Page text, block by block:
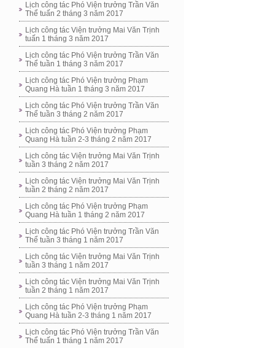
Lịch công tác Phó Viện trưởng Trần Văn
Thể tuấn 2 tháng 3 năm 2017
Lịch công tác Viện trưởng Mai Văn Trịnh
tuấn 1 tháng 3 năm 2017
Lịch công tác Phó Viện trưởng Trần Văn
Thể tuần 1 tháng 3 năm 2017
Lịch công tác Phó Viện trưởng Phạm
Quang Hà tuần 1 tháng 3 năm 2017
Lịch công tác Phó Viện trưởng Trần Văn
Thể tuần 3 tháng 2 năm 2017
Lịch công tác Phó Viện trưởng Phạm
Quang Hà tuần 2-3 tháng 2 năm 2017
Lịch công tác Viện trưởng Mai Văn Trịnh
tuần 3 tháng 2 năm 2017
Lịch công tác Viện trưởng Mai Văn Trịnh
tuần 2 tháng 2 năm 2017
Lịch công tác Phó Viện trưởng Phạm
Quang Hà tuần 1 tháng 2 năm 2017
Lịch công tác Phó Viện trưởng Trần Văn
Thể tuần 3 tháng 1 năm 2017
Lịch công tác Viện trưởng Mai Văn Trịnh
tuần 3 tháng 1 năm 2017
Lịch công tác Viện trưởng Mai Văn Trịnh
tuần 2 tháng 1 năm 2017
Lịch công tác Phó Viện trưởng Phạm
Quang Hà tuần 2-3 tháng 1 năm 2017
Lịch công tác Phó Viện trưởng Trần Văn
Thể tuấn 1 tháng 1 năm 2017